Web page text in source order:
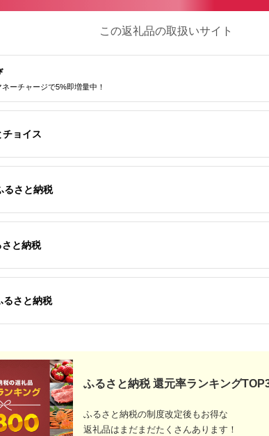
出典：ふるラボ
三重県 多気町
HACIENDA VISON ハ
シェンダ ヴィソン マ
ナーホテル ホテルチ
ケット ホテル宿泊券
宿泊チケット 宿泊券
旅行宿泊券 観光宿泊
5.0
300,000円
静岡県 東伊豆町
B001／静岡県 東伊
豆町
寄付金額: 20,000円
高知県 土佐清水市
旅行 国内旅行 宿泊 宿
【R01313】
寄付金額: 10,000 円
この返礼品の取扱いサイト
ーチャージで5%即増量中！
ョイス
るさと納税
と納税
るさと納税
ふるさと納税 還元率ランキング
ふるさと納税の制度改定後もお得な
返礼品はまだまだたくさんあります！